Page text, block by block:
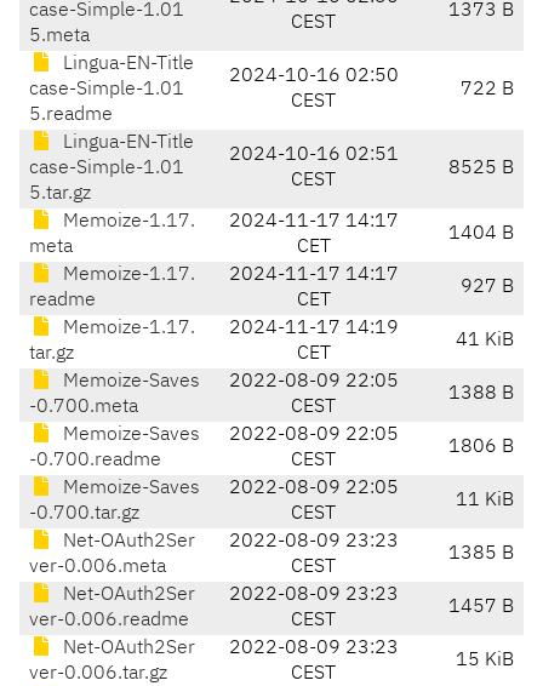
case-Simple-1.01
5.meta
CEST
1373 B
Lingua-EN-Title
case-Simple-1.01
5.readme
2024-10-16 02:50
CEST
722 B
Lingua-EN-Title
case-Simple-1.01
5.tar.gz
2024-10-16 02:51
CEST
8525 B
Memoize-1.17.
meta
2024-11-17 14:17
CET
1404 B
Memoize-1.17.
readme
2024-11-17 14:17
CET
927 B
Memoize-1.17.
tar.gz
2024-11-17 14:19
CET
41 KiB
Memoize-Saves
-0.700.meta
2022-08-09 22:05
CEST
1388 B
Memoize-Saves
-0.700.readme
2022-08-09 22:05
CEST
1806 B
Memoize-Saves
-0.700.tar.gz
2022-08-09 22:05
CEST
11 KiB
Net-OAuth2Ser
ver-0.006.meta
2022-08-09 23:23
CEST
1385 B
Net-OAuth2Ser
ver-0.006.readme
2022-08-09 23:23
CEST
1457 B
Net-OAuth2Ser
ver-0.006.tar.gz
2022-08-09 23:23
CEST
15 KiB